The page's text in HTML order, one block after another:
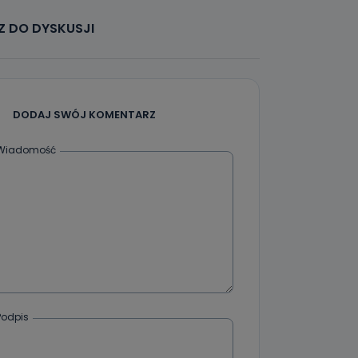
od
DO DYSKUSJI
DODAJ SWÓJ KOMENTARZ